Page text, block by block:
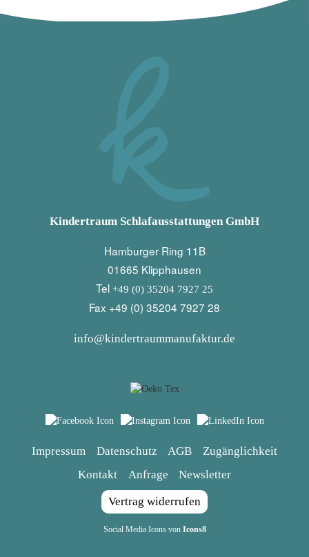
Kindertraum Schlafausstattungen GmbH
Hamburger Ring 11B
01665 Klipphausen
Tel +49 (0) 35204 7927 25
Fax +49 (0) 35204 7927 28
info@kindertraummanufaktur.de
Impressum Datenschutz AGB
Zugänglichkeit
Kontakt
Anfrage Newsletter
Vertrag widerrufen
Social Media Icons von Icons8